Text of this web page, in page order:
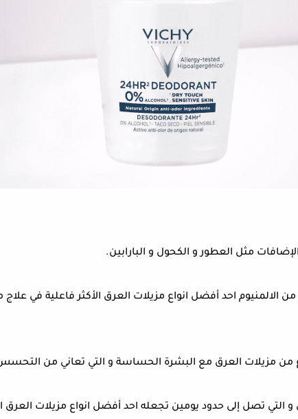
مثل العطور و الكحول و البارابين.
الالمنيوم احد أفضل انواع مزيلات العرق الأكثر فاعلية في
من مزيلات العرق مع البشرة الحساسة و التي تعاني من
و التي تصل إلى حدود يومين تجعله احد أفضل انواع مزيلات